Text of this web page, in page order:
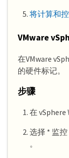
将计算和
VMware
在VMware
的硬件标记。
步骤
在 vSphere
选择 * 监
。